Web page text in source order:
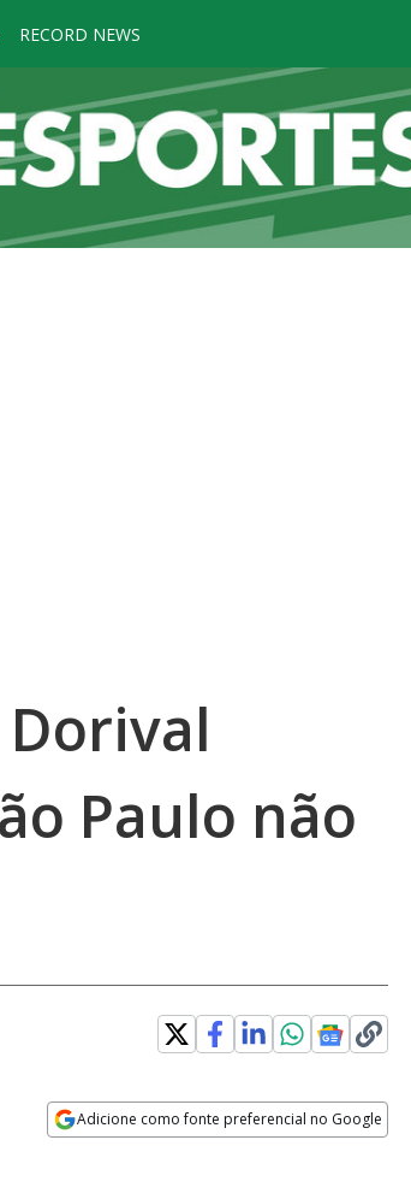
RECORD NEWS
Paulo não
Adicione como fonte preferencial no Google